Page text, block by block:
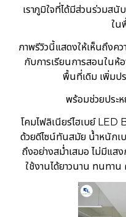
เราภูมิใจที่ได้มีส่วนร่วมส
ใน
ภาพรีวิวนี้แสดงให้เห็นถึงค
กับการเรียนการสอนในห้
พื้นที่เดิม เพิ่มป
พร้อมช่วยประห
โคมไฟลิเนียร์ไฮเบย์
ด้วยดีไซน์ทันสมัย น้ำหนักเบ
ถึงอย่างสม่ำเสมอ ไม่มีแส
ใช้งานได้ยาวนาน ทนทา